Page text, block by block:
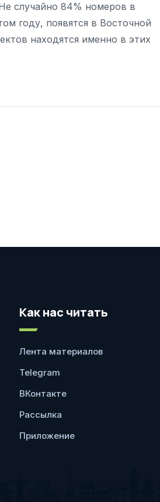
случайно 84% номеров в
году, появятся в Восточной
находятся именно в этих
Как нас читать
Лента материалов
Telegram
ВКонтакте
Рассылка
Приложение